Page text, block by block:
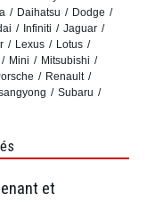
Daihatsu
Dodge
Infiniti
Jaguar
Lexus
Lotus
Mini
Mitsubishi
Renault
Subaru
et